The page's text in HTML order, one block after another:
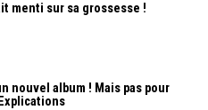
menti sur sa grossesse !
nouvel album ! Mais pas pour